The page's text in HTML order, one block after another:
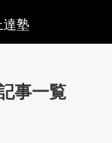
塾
事一覧